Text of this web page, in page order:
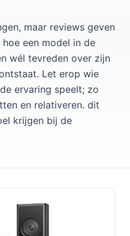
maar reviews geven
een model in de
wél tevreden over zijn
Let erop wie
ervaring speelt; zo
en relativeren. dit
krijgen bij de